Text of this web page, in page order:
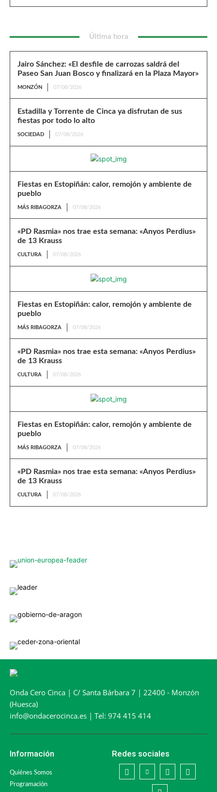
Última hora
Jairo Sánchez: «El desfile de carrozas saldrá del
Paseo San Juan Bosco y finalizará en la Plaza Mayor»
MONZÓN 07/08/2026
Estadilla y Torrente de Cinca ya disfrutan de sus
fiestas por todo lo alto
SOCIEDAD 07/08/2026
Fiestas en Estopiñán: calor, remojón y ambiente de
pueblo
MÁS RIBAGORZA 07/08/2026
«PD Rasmia» nos trae esta semana: «Anyos Perdius»
de 13 Krauss
CULTURA 07/08/2026
Fiestas en Estopiñán: calor, remojón y ambiente de
pueblo
MÁS RIBAGORZA 07/08/2026
«PD Rasmia» nos trae esta semana: «Anyos Perdius»
de 13 Krauss
CULTURA 07/08/2026
Fiestas en Estopiñán: calor, remojón y ambiente de
pueblo
MÁS RIBAGORZA 07/08/2026
«PD Rasmia» nos trae esta semana: «Anyos Perdius»
de 13 Krauss
CULTURA 07/08/2026
Onda Cero Cinca | C/ Santa Bárbara 7 | 22400 - Monzón
(Huesca)
info@ondacerocinca.es | Tel: 974 415 414
Información
Quiénes Somos
Programación
Redes sociales